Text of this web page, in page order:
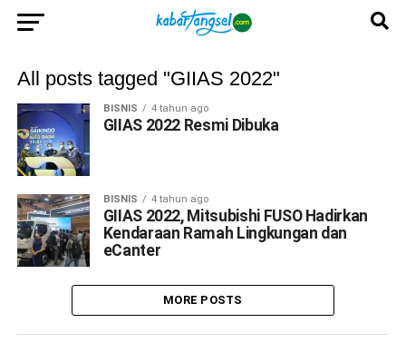
All posts tagged "GIIAS 2022"
BISNIS 4 tahun ago
GIIAS 2022 Resmi Dibuka
BISNIS 4 tahun ago
GIIAS 2022, Mitsubishi FUSO Hadirkan
Kendaraan Ramah Lingkungan dan
eCanter
MORE POSTS